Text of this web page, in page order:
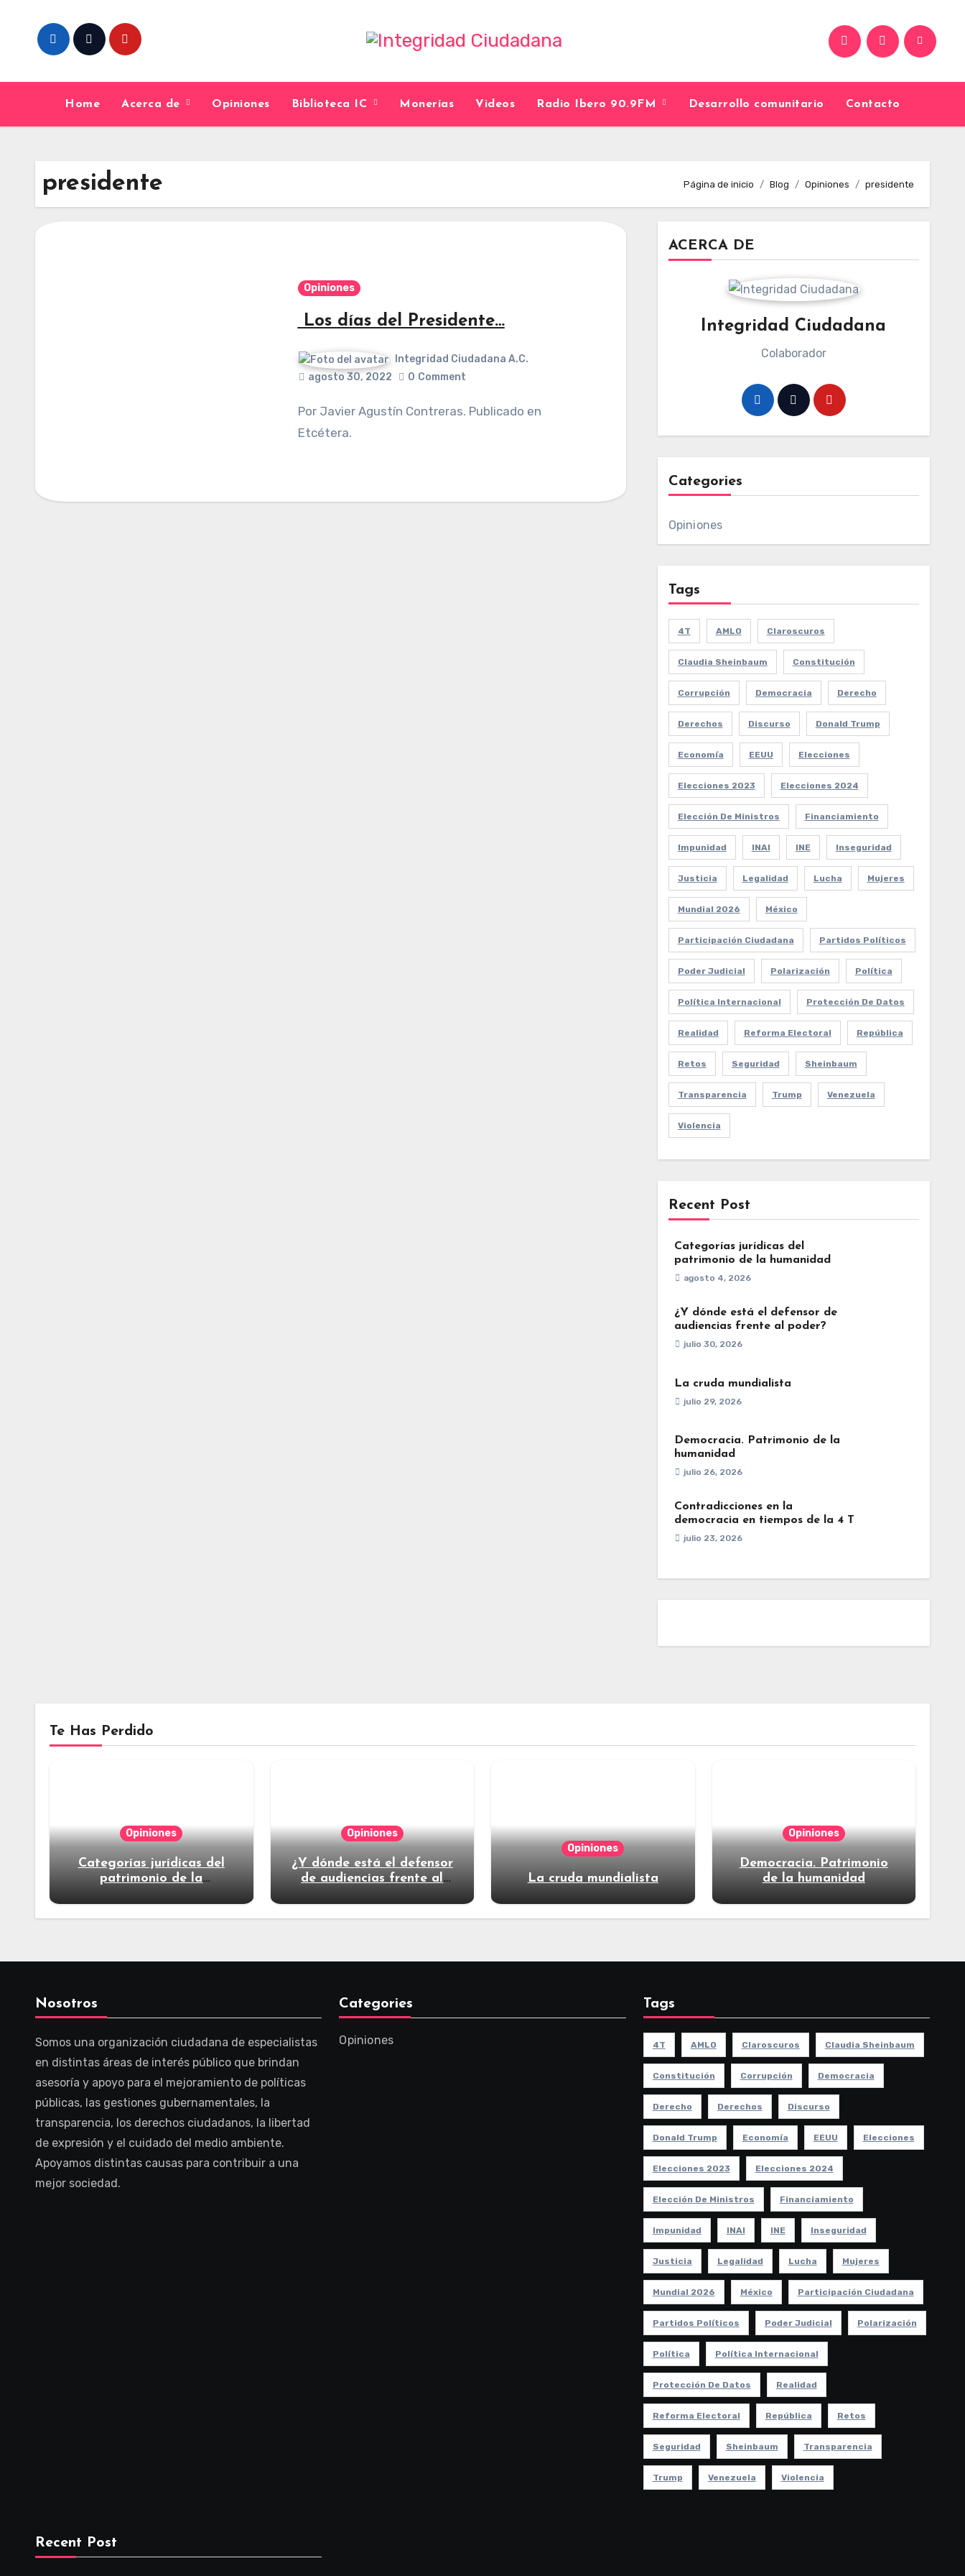
content
Home Acerca de Opiniones Biblioteca IC Monerías Videos Radio Ibero 90.9FM Desarrollo comunitario Contacto
presidente Página de inicio Blog Opiniones presidente
Opiniones
Los días del Presidente…
Integridad Ciudadana A.C.
agosto 30, 2022
0 Comment
Por Javier Agustín Contreras. Publicado en
Etcétera.
ACERCA DE
Integridad Ciudadana
Colaborador
Categories
Opiniones
Tags
4T AMLO Claroscuros
Claudia Sheinbaum Constitución
Corrupción Democracia Derecho
Derechos Discurso Donald Trump
Economía EEUU Elecciones
Elecciones 2023 Elecciones 2024
Elección De Ministros Financiamiento
Impunidad INAI INE Inseguridad
Justicia Legalidad Lucha Mujeres
Mundial 2026 México
Participación Ciudadana Partidos Políticos
Poder Judicial Polarización Política
Política Internacional Protección De Datos
Realidad Reforma Electoral República
Retos Seguridad Sheinbaum
Transparencia Trump Venezuela
Violencia
Recent Post
Categorías jurídicas del
patrimonio de la humanidad
agosto 4, 2026
¿Y dónde está el defensor de
audiencias frente al poder?
julio 30, 2026
La cruda mundialista
julio 29, 2026
Democracia. Patrimonio de la
humanidad
julio 26, 2026
Contradicciones en la
democracia en tiempos de la 4 T
julio 23, 2026
Te Has Perdido
Opiniones
Categorías jurídicas del
patrimonio de la
Opiniones
¿Y dónde está el defensor
de audiencias frente al
Opiniones
La cruda mundialista
Opiniones
Democracia. Patrimonio
de la humanidad
Nosotros
Somos una organización ciudadana de especialistas
en distintas áreas de interés público que brindan
asesoría y apoyo para el mejoramiento de políticas
públicas, las gestiones gubernamentales, la
transparencia, los derechos ciudadanos, la libertad
de expresión y el cuidado del medio ambiente.
Apoyamos distintas causas para contribuir a una
mejor sociedad.
Categories
Opiniones
Tags
4T AMLO Claroscuros Claudia Sheinbaum
Constitución Corrupción Democracia
Derecho Derechos Discurso
Donald Trump Economía EEUU Elecciones
Elecciones 2023 Elecciones 2024
Elección De Ministros Financiamiento
Impunidad INAI INE Inseguridad
Justicia Legalidad Lucha Mujeres
Mundial 2026 México Participación Ciudadana
Partidos Políticos Poder Judicial Polarización
Política Política Internacional
Protección De Datos Realidad
Reforma Electoral República Retos
Seguridad Sheinbaum Transparencia
Trump Venezuela Violencia
Recent Post